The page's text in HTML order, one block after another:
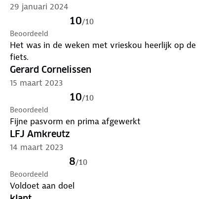
29 januari 2024
10/10
Beoordeeld
Het was in de weken met vrieskou heerlijk op de
fiets.
Gerard Cornelissen
15 maart 2023
10/10
Beoordeeld
Fijne pasvorm en prima afgewerkt
LFJ Amkreutz
14 maart 2023
8/10
Beoordeeld
Voldoet aan doel